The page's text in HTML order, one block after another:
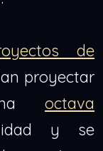
de
proyectar
octava
y se